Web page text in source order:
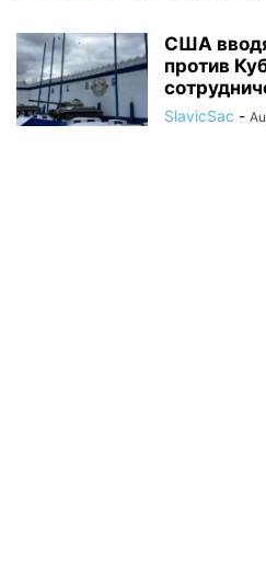
США
против
SlavicSac -